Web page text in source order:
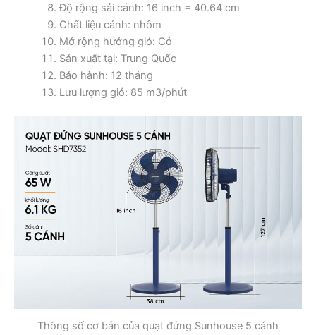
Độ rộng sải cánh: 16 inch = 40.64 cm
Chất liệu cánh: nhôm
Mở rộng hướng gió: Có
Sản xuất tại: Trung Quốc
Bảo hành: 12 tháng
Lưu lượng gió: 85 m3/phút
Thông số cơ bản của quạt đứng Sunhouse 5 cánh